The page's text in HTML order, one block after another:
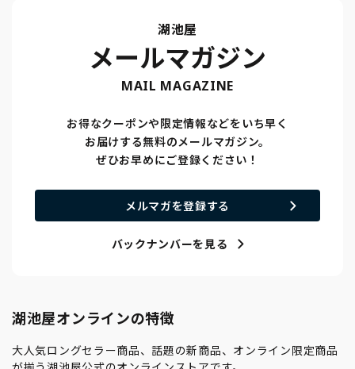
湖池屋
メールマガジン
MAIL MAGAZINE
お得なクーポンや限定情報などをいち早く
お届けする無料のメールマガジン。
ぜひお早めにご登録ください！
メルマガを登録する
バックナンバーを見る
湖池屋オンラインの特徴
大人気ロングセラー商品、話題の新商品、オンライン限定商品